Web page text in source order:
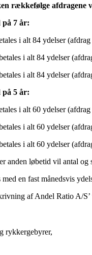
rækkefølge afdragene
på 7 år:
i alt 84 ydelser
i alt 84 ydelser
i alt 84 ydelser
på 5 år:
i alt 60 ydelser
i alt 60 ydelser
i alt 60 ydelser
anden løbetid vil antal og
en fast månedsvis
af Andel Ratio A/
rykkergebyrer,